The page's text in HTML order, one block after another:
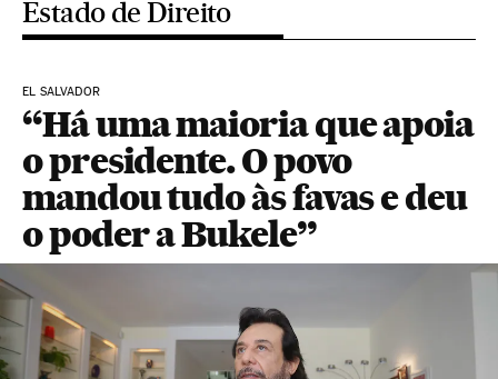
Estado de Direito
EL SALVADOR
“Há uma maioria que apoia
o presidente. O povo
mandou tudo às favas e deu
o poder a Bukele”